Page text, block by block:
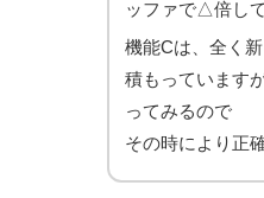
ッファで△倍し
機能Cは、全く
積もっています
ってみるので
その時により正